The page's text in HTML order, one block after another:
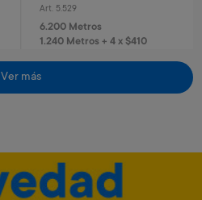
Tablero basket pared
Avengers
Art. 4.820
Art. 5.529
6.200 Metros
1.240 Metros + 4 x $410
Ver más